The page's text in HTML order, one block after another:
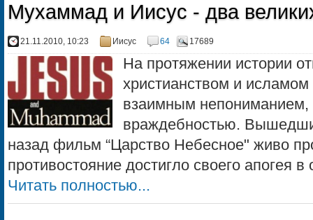
Мухаммад и Иисус - два
21.11.2010, 10:23 Иисус 64 17689
Hа протяжении истории
христианством и исламом
взаимным непониманием,
враждебностью.
назад фильм “Царство Небесное" живо
противостояние достигло своего апогея
Читать полностью...